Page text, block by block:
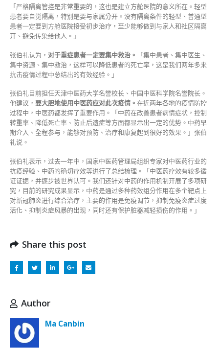
「严格隔离管控是非常重要的，这也是建立方舱医院的意义所在。轻型
患者要自觉隔离，特别是要与家属分开。没有隔离条件的轻型、普通型
患者一定要到方舱医院接受初步治疗，至少能够做到与家人和社区隔离
开、避免传染给他人。」
张伯礼认为， 对于重症患者一定要集中救治。
「集中患者、集中医生、
集中资源、集中救治，这样可以降低患者的死亡率，这是我们两年多来
抗击疫情过程中总结出的有效经验。」
张伯礼目前担任天津中医药大学名誉校长、中国中医科学院名誉院长。
他建议， 要大胆地使用中医药应对此次疫情。 在近两年各地的疫情防控
过程中，中医药都发挥了重要作用。「中药在改善患者病情症状，控制
转重率、降低死亡率、防止后遗症等方面都显示出一定的优势。中药早
期介入、全程参与，能够对预防、治疗和康复起到很好的效果。」张伯
礼说。
张伯礼表示，过去一年中，国家中医药管理局组织专家对中医药行业的
抗疫经验、中药的确切疗效等进行了总结梳理。「中医药疗效有较多循
证证据，并逐步被世界认可。我们还针对中药的作用机制开展了多项研
究，目前的研究成果显示，中药是通过多种药效组分作用在多个靶点上
对新冠肺炎进行综合治疗，主要的作用是免疫调节，抑制免疫炎症过度
活化、抑制炎症风暴的出现，同时还有保护脏器减轻损伤的作用。」
Share this post
Author
Ma Canbin